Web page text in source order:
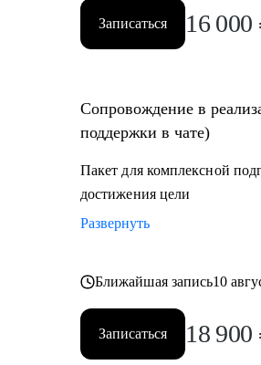
Записаться 16 000
Сопровождение в
поддержки в чате)
Пакет для комплексной
достижения цели
Развернуть
Ближайшая запись10
Записаться 18 900